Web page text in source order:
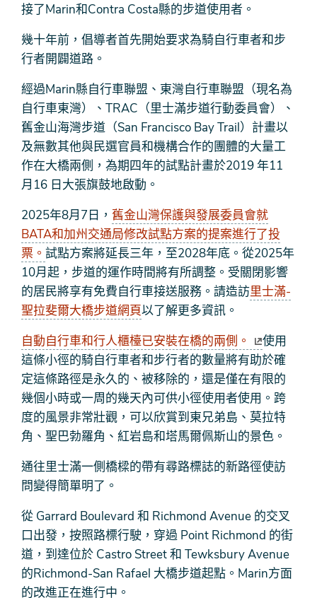
接了Marin和Contra Costa縣的步道使用者。
幾十年前，倡導者首先開始要求為騎自行車者和步
行者開闢道路。
經過Marin縣自行車聯盟、東灣自行車聯盟（現名為
自行車東灣）、TRAC（里士滿步道行動委員會）、
舊金山海灣步道（San Francisco Bay Trail）計畫以
及無數其他與民選官員和機構合作的團體的大量工
作在大橋兩側，為期四年的試點計畫於2019 年11
月16 日大張旗鼓地啟動。
2025年8月7日， 舊金山灣保護與發展委員會就
BATA和加州交通局修改試點方案的提案進行了投
票。 試點方案將延長三年，至2028年底。從2025年
10月起，步道的運作時間將有所調整。受關閉影響
的居民將享有免費自行車接送服務。請造訪里士滿-
聖拉斐爾大橋步道網頁以了解更多資訊。
自動自行車和行人櫃檯已安裝在橋的兩側。
使用
這條小徑的騎自行車者和步行者的數量將有助於確
定這條路徑是永久的、被移除的，還是僅在有限的
幾個小時或一周的幾天內可供小徑使用者使用。跨
度的風景非常壯觀，可以欣賞到東兄弟島、莫拉特
角、聖巴勃羅角、紅岩島和塔馬爾佩斯山的景色。
通往里士滿一側橋樑的帶有尋路標誌的新路徑使訪
問變得簡單明了。
從 Garrard Boulevard 和 Richmond Avenue 的交叉
口出發，按照路標行駛，穿過 Point Richmond 的街
道，到達位於 Castro Street 和 Tewksbury Avenue
的Richmond-San Rafael 大橋步道起點。Marin方面
的改進正在進行中。